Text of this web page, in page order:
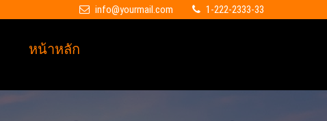
info@yourmail.com 1-222-2333-33
หน้าหลัก